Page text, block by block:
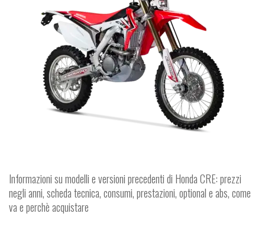
Informazioni su modelli e versioni precedenti di Honda CRE: prezzi
negli anni, scheda tecnica, consumi, prestazioni, optional e abs, come
va e perchè acquistare